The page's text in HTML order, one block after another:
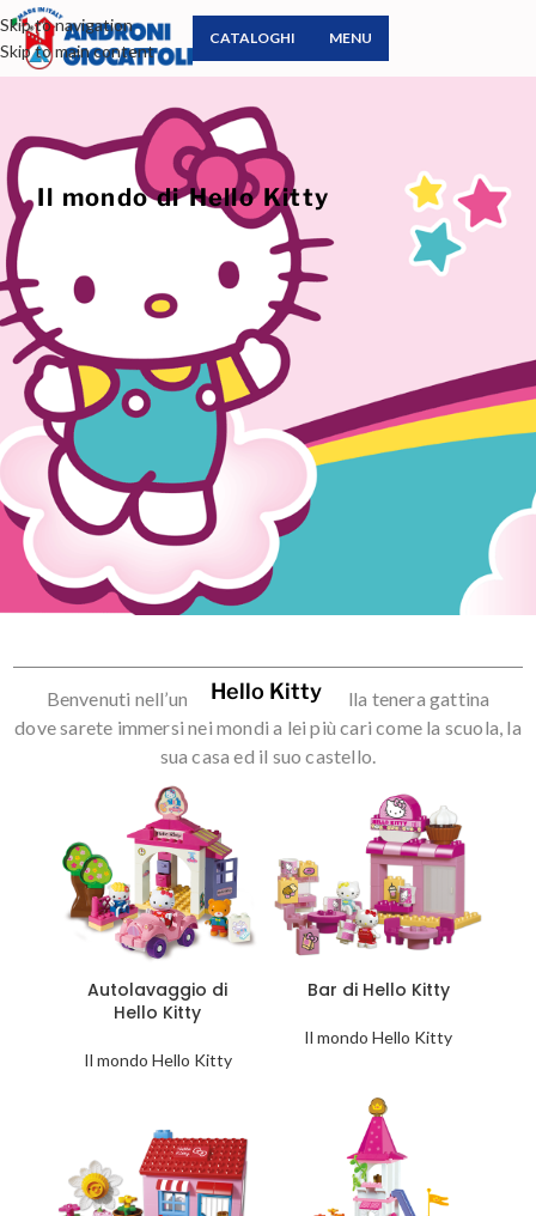
Skip to navigation
Skip to main content
CATALOGHI MENU
Il mondo di Hello Kitty
Hello Kitty
Benvenuti nell’universo incantato della tenera gattina
dove sarete immersi nei mondi a lei più cari come la scuola, la
sua casa ed il suo castello.
Autolavaggio di
Hello Kitty
Il mondo Hello Kitty
Bar di Hello Kitty
Il mondo Hello Kitty